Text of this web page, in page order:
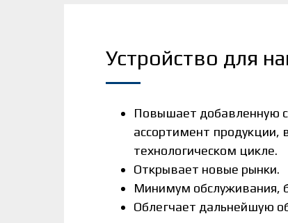
Устройство для
Повышает добавленную
ассортимент продукции,
технологическом цикле.
Открывает новые рынки.
Минимум обслуживания,
Облегчает дальнейшую